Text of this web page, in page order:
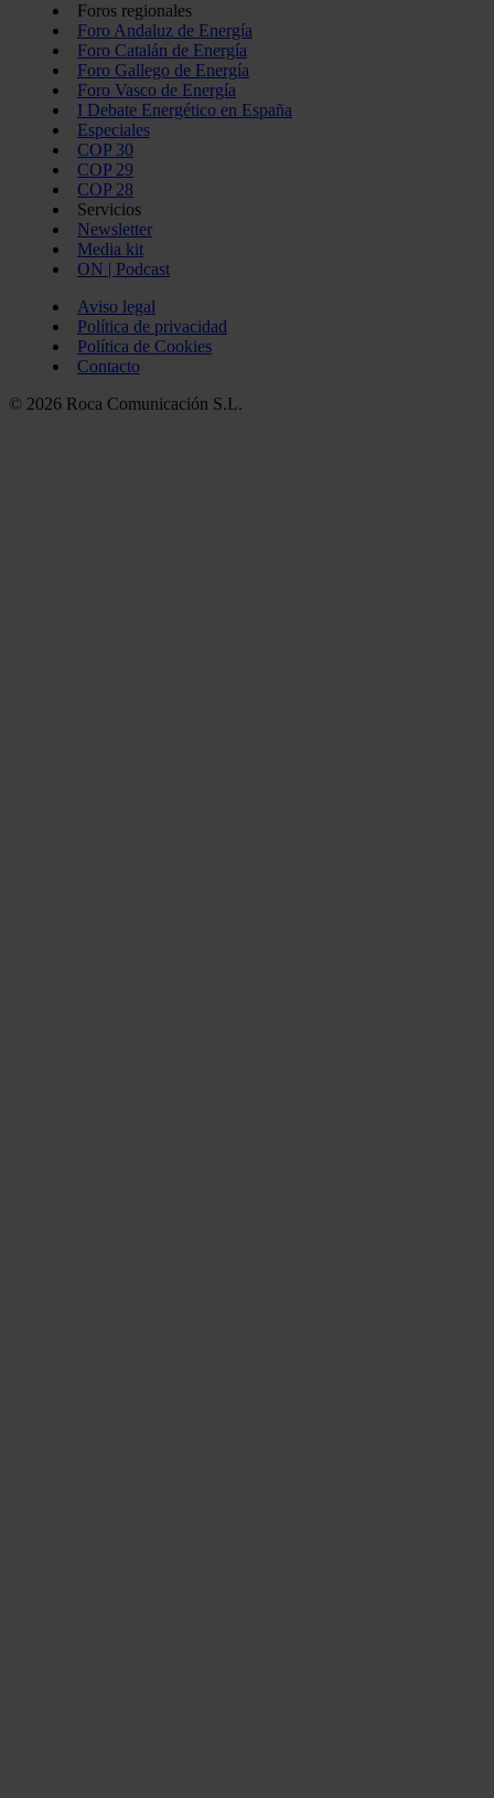
Foros regionales
Foro Andaluz de Energía
Foro Catalán de Energía
Foro Gallego de Energía
Foro Vasco de Energía
I Debate Energético en España
Especiales
COP 30
COP 29
COP 28
Servicios
Newsletter
Media kit
ON | Podcast
Aviso legal
Política de privacidad
Política de Cookies
Contacto
© 2026 Roca Comunicación S.L.